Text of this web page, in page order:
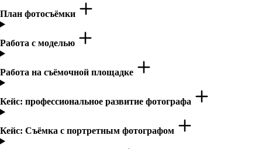
План фотосъёмки
Работа с моделью
Работа на съёмочной площадке
Кейс: профессиональное развитие фотографа
Кейс: Съёмка с портретным фотографом